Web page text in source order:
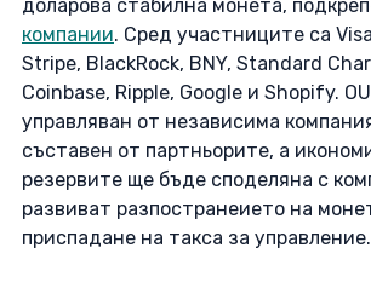
доларова стабилна монета,
компании. Сред участниците са
Stripe, BlackRock, BNY, Standard
Coinbase, Ripple, Google и Shopify.
управляван от независима
съставен от партньорите, а
резервите ще бъде споделяна с
развиват разпостранеието на
приспадане на такса за управление.